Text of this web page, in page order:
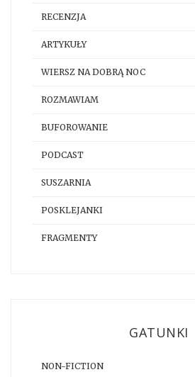
RECENZJA
ARTYKUŁY
WIERSZ NA DOBRĄ NOC
ROZMAWIAM
BUFOROWANIE
PODCAST
SUSZARNIA
POSKLEJANKI
FRAGMENTY
GATUNKI
NON-FICTION